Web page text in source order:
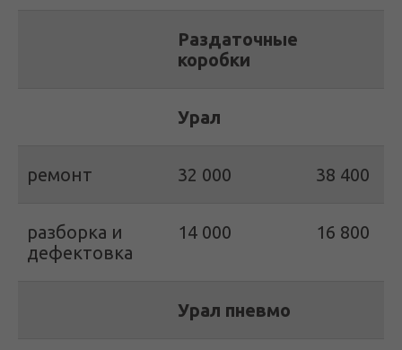
Раздаточные
коробки
Урал
ремонт 32 000 38 400
разборка и
дефектовка
14 000 16 800
Урал пневмо